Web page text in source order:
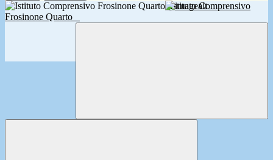
Istituto Comprensivo
Frosinone Quarto